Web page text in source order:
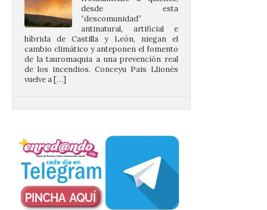
híbrida de Castilla y León, niegan el
cambio climático y anteponen el fomento
de la tauromaquia a una prevención real
de los incendios. Conceyu Pais Llionés
vuelve a […]
a pie o en transporte
vehículo privado para el
eclipse
8 Ago 2026
El TUS cuenta con líneas